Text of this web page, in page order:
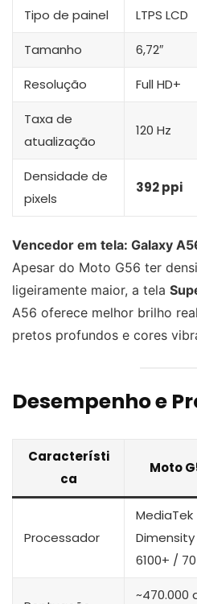
Tipo de painel LTPS LCD
Tamanho 6,72″
Resolução Full HD+
Taxa de
atualização
120 Hz
Densidade de
pixels
392 ppi
Vencedor em tela: Galaxy
Apesar do Moto G56 ter
ligeiramente maior, a tela
A56 oferece melhor brilho
pretos profundos e cores
Desempenho e
Característi
ca
Moto
Processador
MediaTek
Dimensity
6100+ /
~470.000